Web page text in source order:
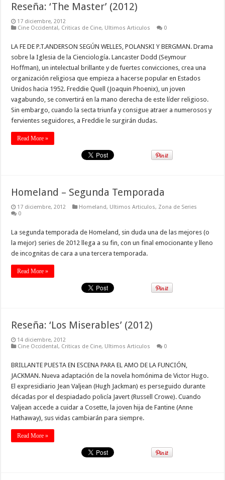
Reseña: ‘The Master’ (2012)
17 diciembre, 2012
Cine Occidental, Criticas de Cine, Ultimos Articulos 0
LA FE DE P.T.ANDERSON SEGÚN WELLES, POLANSKI Y BERGMAN. Drama
sobre la Iglesia de la Cienciología. Lancaster Dodd (Seymour
Hoffman), un intelectual brillante y de fuertes convicciones, crea una
organización religiosa que empieza a hacerse popular en Estados
Unidos hacia 1952. Freddie Quell (Joaquin Phoenix), un joven
vagabundo, se convertirá en la mano derecha de este líder religioso.
Sin embargo, cuando la secta triunfa y consigue atraer a numerosos y
fervientes seguidores, a Freddie le surgirán dudas.
Read More »
Homeland – Segunda Temporada
17 diciembre, 2012 Homeland, Ultimos Articulos, Zona de Series
0
La segunda temporada de Homeland, sin duda una de las mejores (o
la mejor) series de 2012 llega a su fin, con un final emocionante y lleno
de incognitas de cara a una tercera temporada.
Read More »
Reseña: ‘Los Miserables’ (2012)
14 diciembre, 2012
Cine Occidental, Criticas de Cine, Ultimos Articulos 0
BRILLANTE PUESTA EN ESCENA PARA EL AMO DE LA FUNCIÓN,
JACKMAN. Nueva adaptación de la novela homónima de Victor Hugo.
El expresidiario Jean Valjean (Hugh Jackman) es perseguido durante
décadas por el despiadado policía Javert (Russell Crowe). Cuando
Valjean accede a cuidar a Cosette, la joven hija de Fantine (Anne
Hathaway), sus vidas cambiarán para siempre.
Read More »